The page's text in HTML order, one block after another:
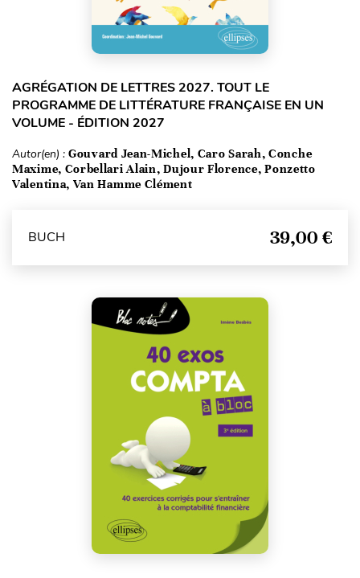
AGRÉGATION DE LETTRES 2027. TOUT LE
PROGRAMME DE LITTÉRATURE FRANÇAISE EN UN
VOLUME - ÉDITION 2027
Autor(en) : Gouvard Jean-Michel, Caro Sarah, Conche
Maxime, Corbellari Alain, Dujour Florence, Ponzetto
Valentina, Van Hamme Clément
BUCH 39,00 €